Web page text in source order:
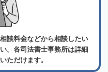
談料金などから相談したい
。各司法書士事務所は詳細
ただけます。